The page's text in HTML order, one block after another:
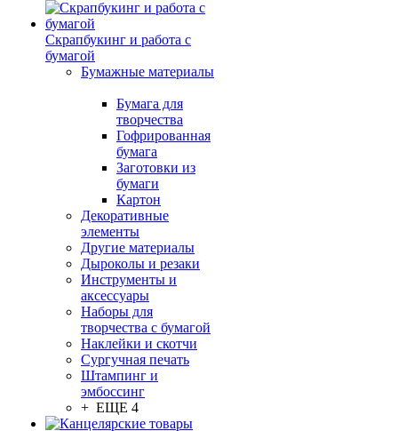
Скрапбукинг и работа с
бумагой
Бумажные материалы
Бумага для
творчества
Гофрированная
бумага
Заготовки из
бумаги
Картон
Декоративные
элементы
Другие материалы
Дыроколы и резаки
Инструменты и
аксессуары
Наборы для
творчества с бумагой
Наклейки и скотчи
Сургучная печать
Штампинг и
эмбоссинг
+ ЕЩЕ 4